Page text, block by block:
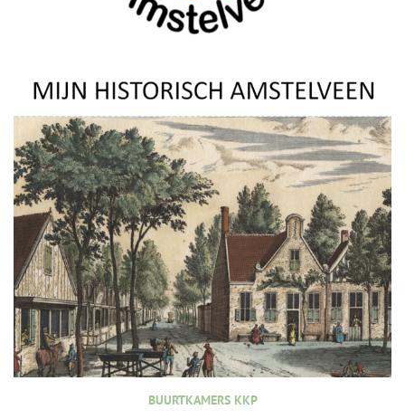
BUURTKAMERS KKP